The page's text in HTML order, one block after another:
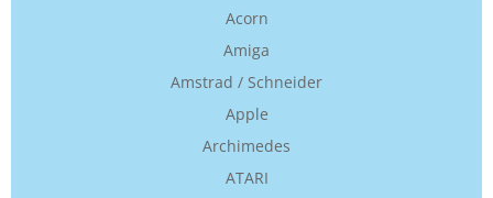
Acorn
Amiga
Amstrad / Schneider
Apple
Archimedes
ATARI